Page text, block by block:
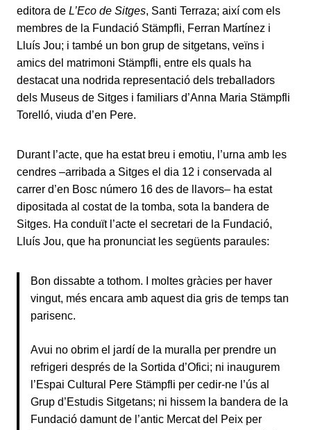
editora de L’Eco de Sitges, Santi Terraza; així com els
membres de la Fundació Stämpfli, Ferran Martínez i
Lluís Jou; i també un bon grup de sitgetans, veïns i
amics del matrimoni Stämpfli, entre els quals ha
destacat una nodrida representació dels treballadors
dels Museus de Sitges i familiars d’Anna Maria Stämpfli
Torelló, viuda d’en Pere.
Durant l’acte, que ha estat breu i emotiu, l’urna amb les
cendres –arribada a Sitges el dia 12 i conservada al
carrer d’en Bosc número 16 des de llavors– ha estat
dipositada al costat de la tomba, sota la bandera de
Sitges. Ha conduït l’acte el secretari de la Fundació,
Lluís Jou, que ha pronunciat les següents paraules:
Bon dissabte a tothom. I moltes gràcies per haver
vingut, més encara amb aquest dia gris de temps tan
parisenc.
Avui no obrim el jardí de la muralla per prendre un
refrigeri després de la Sortida d’Ofici; ni inaugurem
l’Espai Cultural Pere Stämpfli per cedir-ne l’ús al
Grup d’Estudis Sitgetans; ni hissem la bandera de la
Fundació damunt de l’antic Mercat del Peix per